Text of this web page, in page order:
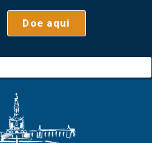
Doe aqui